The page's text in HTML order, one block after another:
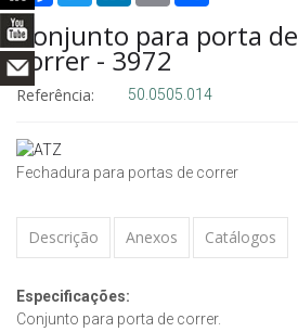
Conjunto para porta de
correr - 3972
Referência: 50.0505.014
Fechadura para portas de correr
Descrição Anexos Catálogos
Especificações:
Conjunto para porta de correr.